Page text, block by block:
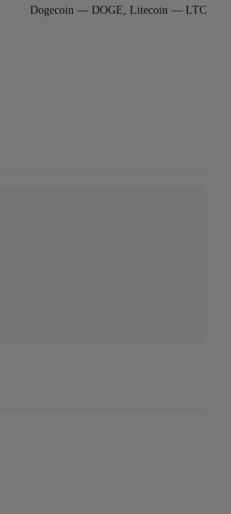
Dogecoin — DOGE, Litecoin — LTC